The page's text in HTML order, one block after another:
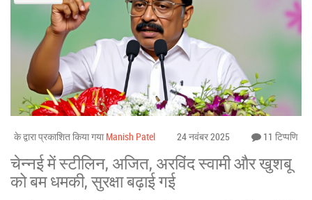
के द्वारा प्रकाशित किया गया Manish Patel 24 नवंबर 2025 11 टिप्पणि
चेन्नई में स्टीलिन, अजित, अरविंद स्वामी और खुशबू
को बम धमकी, सुरक्षा बढ़ाई गई